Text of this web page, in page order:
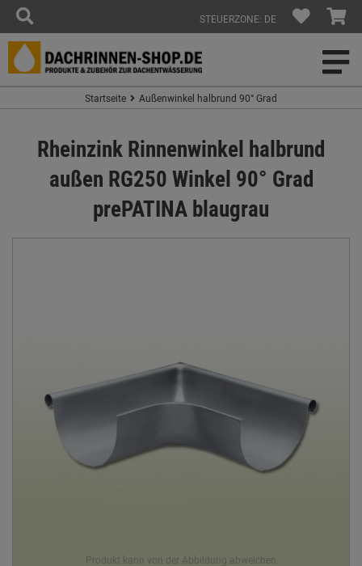
STEUERZONE: DE
Startseite Außenwinkel halbrund 90° Grad
Rheinzink Rinnenwinkel halbrund
außen RG250 Winkel 90° Grad
prePATINA blaugrau